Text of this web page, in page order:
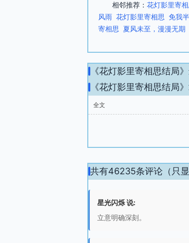
相邻推荐： 花灯影里寄
风雨 花灯影里寄相思 免我
寄相思 夏风未至，漫漫无期
《花灯影里寄相思结局
《花灯影里寄相思结局
全文
共有46235条评论（只显
星光闪烁 说:
立意明确深刻。